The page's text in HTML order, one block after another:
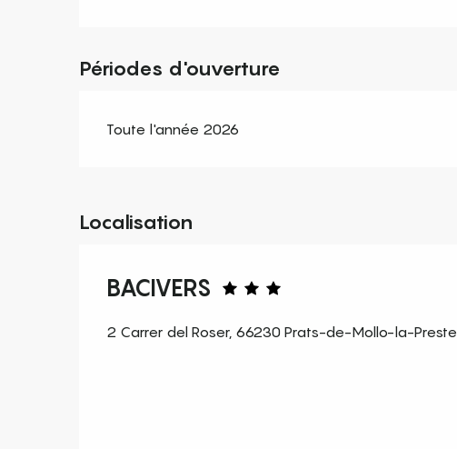
Périodes d'ouverture
Toute l'année 2026
Localisation
BACIVERS
2 Carrer del Roser, 66230 Prats-de-Mollo-la-Preste